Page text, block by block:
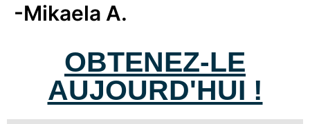
-Mikaela A.
OBTENEZ-LE
AUJOURD'HUI !